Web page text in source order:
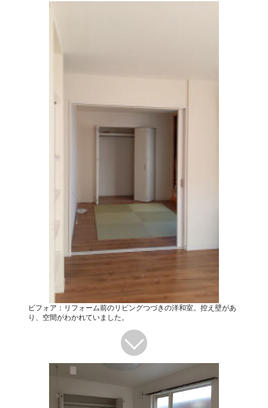
ビフォア：リフォーム前のリビングつづきの洋和室。控え壁があ
り、空間がわかれていました。